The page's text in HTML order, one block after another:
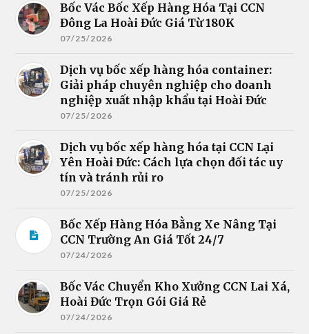
Bốc Vác Bốc Xếp Hàng Hóa Tại CCN
Đông La Hoài Đức Giá Từ 180K
07/25/2026
Dịch vụ bốc xếp hàng hóa container:
Giải pháp chuyên nghiệp cho doanh
nghiệp xuất nhập khẩu tại Hoài Đức
07/25/2026
Dịch vụ bốc xếp hàng hóa tại CCN Lại
Yên Hoài Đức: Cách lựa chọn đối tác uy
tín và tránh rủi ro
07/25/2026
Bốc Xếp Hàng Hóa Bằng Xe Nâng Tại
CCN Trường An Giá Tốt 24/7
07/24/2026
Bốc Vác Chuyển Kho Xưởng CCN Lai Xá,
Hoài Đức Trọn Gói Giá Rẻ
07/24/2026